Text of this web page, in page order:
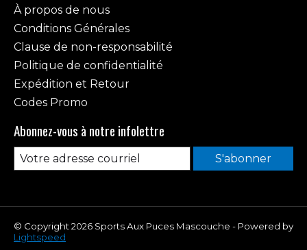
À propos de nous
Conditions Générales
Clause de non-responsabilité
Politique de confidentialité
Expédition et Retour
Codes Promo
Abonnez-vous à notre infolettre
S'abonner
© Copyright 2026 Sports Aux Puces Mascouche - Powered by
Lightspeed